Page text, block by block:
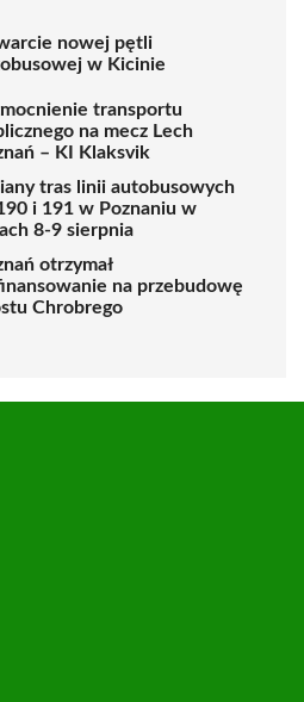
nowej pętli
w Kicinie
transportu
na mecz Lech
– KI Klaksvik
tras linii autobusowych
i 191 w Poznaniu w
8-9 sierpnia
otrzymał
na przebudowę
Chrobrego